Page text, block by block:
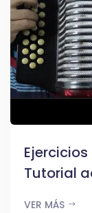
Tutorial
VER MÁS